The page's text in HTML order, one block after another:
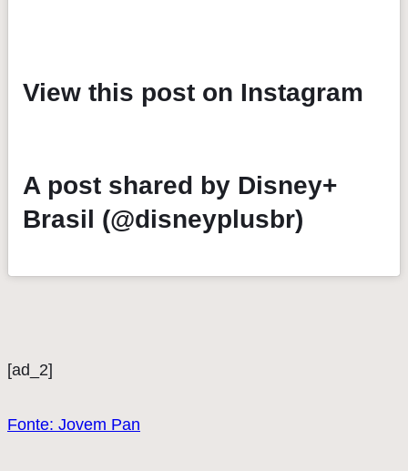
View this post on Instagram
A post shared by Disney+
Brasil (@disneyplusbr)
[ad_2]
Fonte: Jovem Pan